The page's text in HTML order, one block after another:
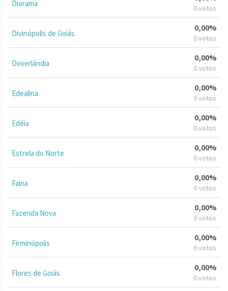
Diorama 0 votos
Divinópolis de Goiás
0,00%
0 votos
Doverlândia
0,00%
0 votos
Edealina
0,00%
0 votos
Edéia
0,00%
0 votos
Estrela do Norte
0,00%
0 votos
Faina
0,00%
0 votos
Fazenda Nova
0,00%
0 votos
Firminópolis
0,00%
0 votos
Flores de Goiás
0,00%
0 votos